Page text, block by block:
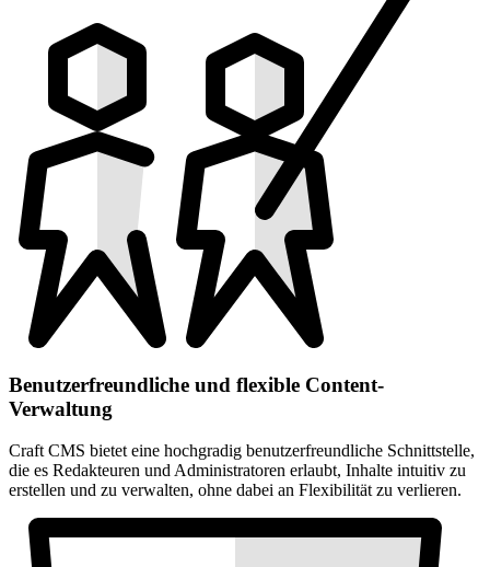
Benutzerfreundliche und flexible Content-
Verwaltung
Craft CMS bietet eine hochgradig benutzerfreundliche Schnittstelle,
die es Redakteuren und Administratoren erlaubt, Inhalte intuitiv zu
erstellen und zu verwalten, ohne dabei an Flexibilität zu verlieren.